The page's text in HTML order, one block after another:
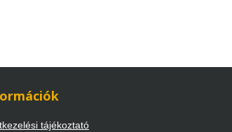
tájékoztató